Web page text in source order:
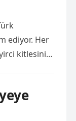
ediyor. Her
kitlesinin
-7 Eylül